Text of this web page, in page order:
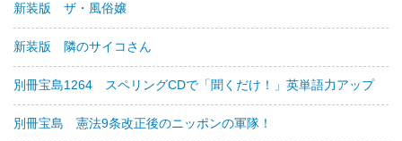
新装版 ザ・風俗嬢
新装版 隣のサイコさん
別冊宝島1264 スペリングCDで「聞くだけ！」英単語力アップ
別冊宝島 憲法9条改正後のニッポンの軍隊！